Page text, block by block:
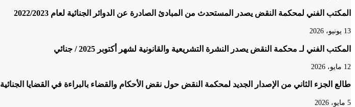
المكتب الفني لمحكمة النقض يصدر المستحدث من المبادئ الصادرة عن الدوائر الجنائية لعام 2022/2023
13 يونيو، 2026
المكتب الفني لـ محكمة النقض يصدر النشرة التشريعية والقانونية لشهر أكتوبر 2025 / جنائي
12 مايو، 2026
طالع الجزء الثاني من الإصدار الجديد لمحكمة النقض حول نقض الأحكام والقضاء بالبراءة في القضايا الجنائية
5 مايو، 2026